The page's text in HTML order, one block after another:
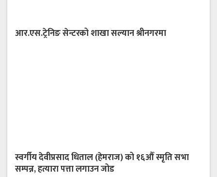
आर.एस.ट्रेनिङ सेन्टरको शाखा सल्यान श्रीनगरमा
स्वर्गीय देवीप्रसाद धिताल (हेमराज) को १६औँ स्मृति सभा
सम्पन्न, हत्यारा पत्ता लगाउन जोड